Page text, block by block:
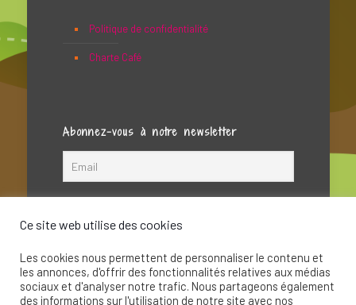
Politique de confidentialité
Charte Café
Abonnez-vous à notre newsletter
Ce site web utilise des cookies
Les cookies nous permettent de personnaliser le contenu et
les annonces, d'offrir des fonctionnalités relatives aux médias
sociaux et d'analyser notre trafic. Nous partageons également
des informations sur l'utilisation de notre site avec nos